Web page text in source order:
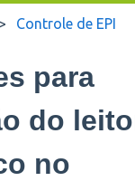
Controle de EPI
para
do
no